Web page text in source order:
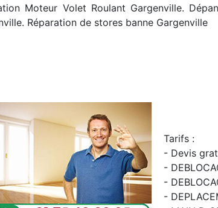
Moteur Volet Roulant Gargenville.
Réparation de stores banne Gargenville
Tarifs :
- Devis
-
-
-